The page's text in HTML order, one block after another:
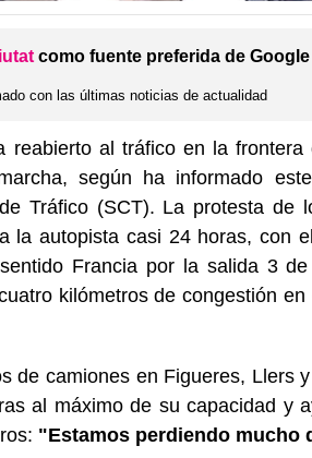
como fuente preferida de
con las últimas noticias de actualidad
reabierto al tráfico en la frontera
según ha informado
Tráfico (SCT). La protesta de
la autopista casi 24 horas, con
Francia por la salida 3
kilómetros de congestión
de camiones en Figueres, Llers
al máximo de su capacidad y
"Estamos perdiendo mucho